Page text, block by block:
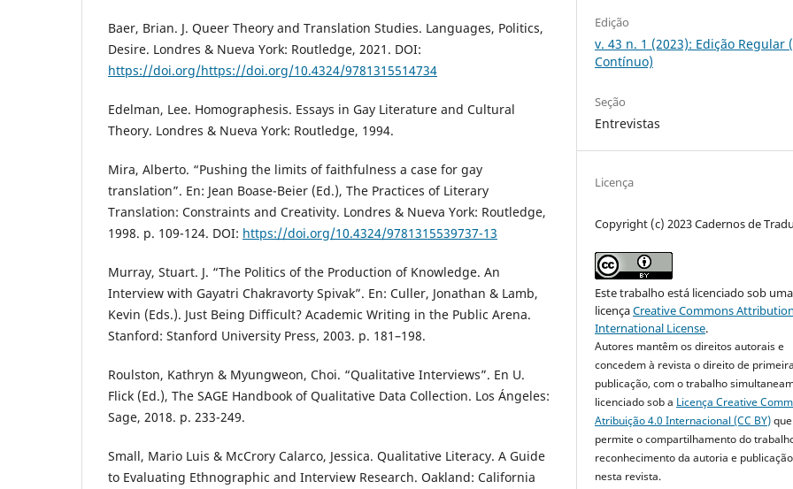
Baer, Brian. J. Queer Theory and Translation Studies. Languages, Politics,
Desire. Londres & Nueva York: Routledge, 2021. DOI:
https://doi.org/https://doi.org/10.4324/9781315514734
Edelman, Lee. Homographesis. Essays in Gay Literature and Cultural
Theory. Londres & Nueva York: Routledge, 1994.
Mira, Alberto. “Pushing the limits of faithfulness a case for gay
translation”. En: Jean Boase-Beier (Ed.), The Practices of Literary
Translation: Constraints and Creativity. Londres & Nueva York: Routledge,
1998. p. 109-124. DOI: https://doi.org/10.4324/9781315539737-13
Murray, Stuart. J. “The Politics of the Production of Knowledge. An
Interview with Gayatri Chakravorty Spivak”. En: Culler, Jonathan & Lamb,
Kevin (Eds.). Just Being Difficult? Academic Writing in the Public Arena.
Stanford: Stanford University Press, 2003. p. 181–198.
Roulston, Kathryn & Myungweon, Choi. “Qualitative Interviews”. En U.
Flick (Ed.), The SAGE Handbook of Qualitative Data Collection. Los Ángeles:
Sage, 2018. p. 233-249.
Small, Mario Luis & McCrory Calarco, Jessica. Qualitative Literacy. A Guide
to Evaluating Ethnographic and Interview Research. Oakland: California
Edição
v. 43 n. 1 (2023): Edição Regular
Contínuo)
Seção
Entrevistas
Licença
Copyright (c) 2023 Cadernos de
Este trabalho está licenciado sob uma
licençaCreative Commons
International License.
Autores mantêm os direitos autorais e
concedem à revista o direito de
publicação, com o trabalho
licenciado sob a Licença Creative
Atribuição 4.0 Internacional (CC BY)que
permite o compartilhamento do
reconhecimento da autoria e
nesta revista.